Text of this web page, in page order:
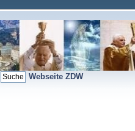
Webseite ZDW